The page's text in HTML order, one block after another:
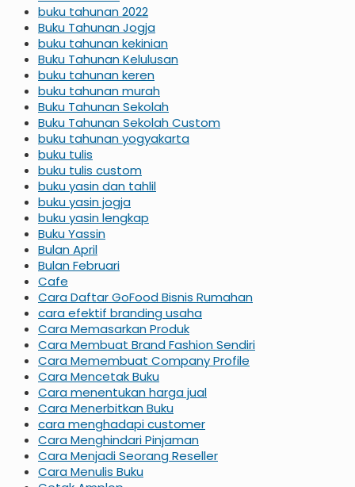
buku tahunan 2022
Buku Tahunan Jogja
buku tahunan kekinian
Buku Tahunan Kelulusan
buku tahunan keren
buku tahunan murah
Buku Tahunan Sekolah
Buku Tahunan Sekolah Custom
buku tahunan yogyakarta
buku tulis
buku tulis custom
buku yasin dan tahlil
buku yasin jogja
buku yasin lengkap
Buku Yassin
Bulan April
Bulan Februari
Cafe
Cara Daftar GoFood Bisnis Rumahan
cara efektif branding usaha
Cara Memasarkan Produk
Cara Membuat Brand Fashion Sendiri
Cara Memembuat Company Profile
Cara Mencetak Buku
Cara menentukan harga jual
Cara Menerbitkan Buku
cara menghadapi customer
Cara Menghindari Pinjaman
Cara Menjadi Seorang Reseller
Cara Menulis Buku